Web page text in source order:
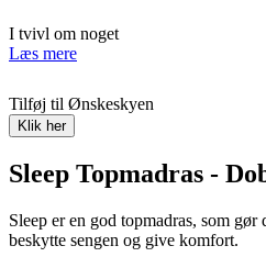
I tvivl om noget
Læs mere
Tilføj til Ønskeskyen
Klik her
Sleep Topmadras -
Sleep er en god topmadras, som gør
beskytte sengen og give komfort.